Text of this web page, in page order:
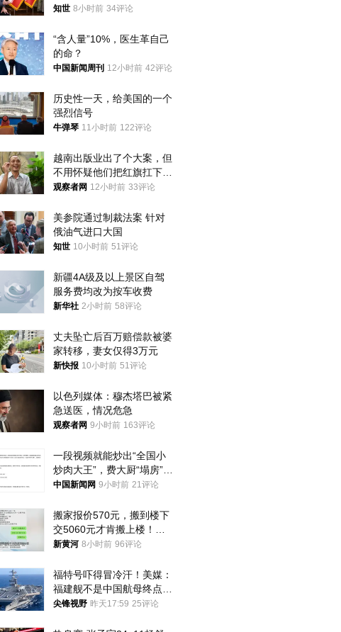
国，但他们也在对话
知世 8小时前 34评论
“含人量”10%，医生革自己
的命？
中国新闻周刊 12小时前 42评论
历史性一天，给美国的一个
强烈信号
牛弹琴 11小时前 122评论
越南出版业出了个大案，但
不用怀疑他们把红旗扛下去
的决心
观察者网 12小时前 33评论
美参院通过制裁法案 针对
俄油气进口大国
知世 10小时前 51评论
新疆4A级及以上景区自驾
服务费均改为按车收费
新华社 2小时前 58评论
丈夫坠亡后百万赔偿款被婆
家转移，妻女仅得3万元
新快报 10小时前 51评论
以色列媒体：穆杰塔巴被紧
急送医，情况危急
观察者网 9小时前 163评论
一段视频就能炒出“全国小
炒肉大王”，费大厨“塌房”了
吗？
中国新闻网 9小时前 21评论
搬家报价570元，搬到楼下
交5060元才肯搬上楼！女
子傻眼了……
新黄河 8小时前 96评论
福特号吓得冒冷汗！美媒：
福建舰不是中国航母终点，
而是新起点！
尖锋视野 昨天17:59 25评论